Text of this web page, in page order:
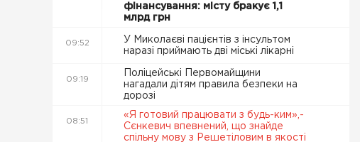
фінансування: місту бракує 1,1
млрд грн
09:52
У Миколаєві пацієнтів з інсультом
наразі приймають дві міські лікарні
09:19
Поліцейські Первомайщини
нагадали дітям правила безпеки на
дорозі
08:51
«Я готовий працювати з будь-ким»,-
Сєнкевич впевнений, що знайде
спільну мову з Решетіловим в якості